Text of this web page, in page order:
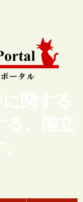
関する
る、国立